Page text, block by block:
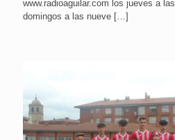
www.radioaguilar.com los jueves a
domingos a las nueve […]